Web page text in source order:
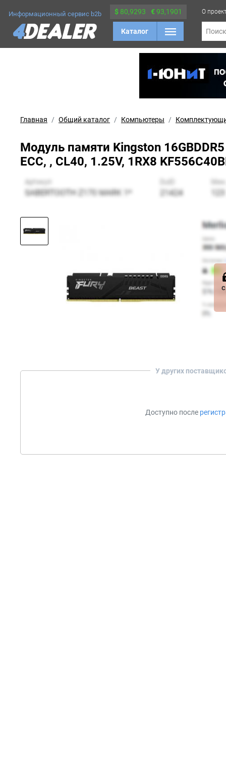
Информационный сервис b2b $ 80,9293 €93,1901
Каталог
О
Поиск
Главная Общий каталог Компьютеры
Модуль памяти Kingston
ECC, , CL40, 1.25V, 1RX8
У других
Доступно после